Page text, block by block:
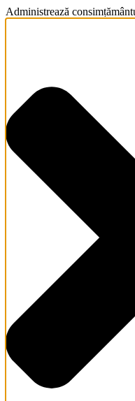
Administrează